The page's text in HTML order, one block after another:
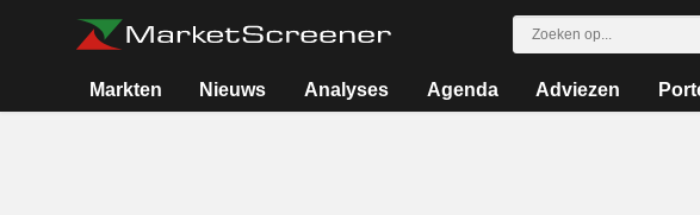
Markten Nieuws Analyses Agenda Adviezen